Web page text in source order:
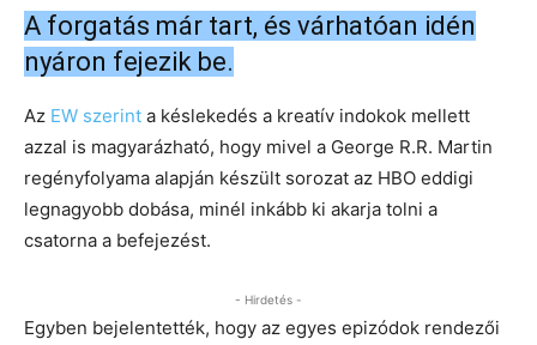
A forgatás már tart, és várhatóan idén
nyáron fejezik be.
Az EW szerint a késlekedés a kreatív indokok mellett
azzal is magyarázható, hogy mivel a George R.R. Martin
regényfolyama alapján készült sorozat az HBO eddigi
legnagyobb dobása, minél inkább ki akarja tolni a
csatorna a befejezést.
- Hirdetés -
Egyben bejelentették, hogy az egyes epizódok rendezői